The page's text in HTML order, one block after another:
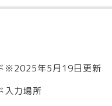
※2025年5月19日更新
入力場所